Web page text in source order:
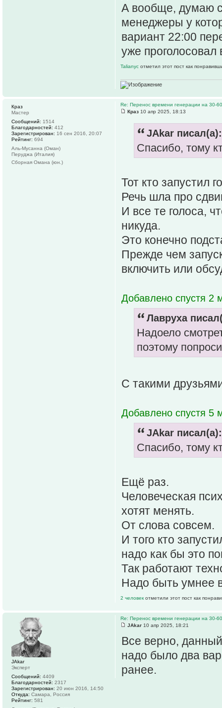
А вообще, думаю
менеджеры у
вариант 22:00
уже проголосовал
Talianyc отметил этот пост как
Re: Перенос времени генерации на 30-
Краз 10 апр 2025, 18:13
JAkar писал(а):
Спасибо, тому
Тот кто запустил
Речь шла про
И все те голоса,
никуда.
Это конечно
Прежде чем
включить или
Добавлено спустя 2
Лавруха
Надоело
поэтому
С такими
Добавлено спустя 5
JAkar писал(а):
Спасибо, тому
Ещë раз.
Человеческая
хотят менять.
От слова совсем.
И того кто
надо как бы это
Так работают
Надо быть умнее
2 человек отметили этот пост как
Краз
Мастер
Сообщений: 1514
Благодарностей: 412
Зарегистрирован: 16 сен 2016, 20:07
Рейтинг: 694
Аль-Мусанна (Оман)
Перуджа (Италия)
Сборная Омана (юн.)
Re: Перенос времени генерации на 30-
JAkar 10 апр 2025, 18:21
Все верно,
надо было два
ранее.
JAkar
Эксперт
Сообщений: 4409
Благодарностей: 2317
Зарегистрирован: 20 июн 2016, 14:50
Откуда: Самара, Россия
Рейтинг: 581